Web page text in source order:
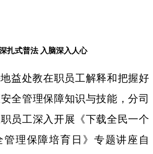
扎式普法 入脑深入人心
益处教在职员工解释和把握好
全管理保障知识与技能，分司
员工深入开展《下载全民一个
管理保障培育日》专题讲座自